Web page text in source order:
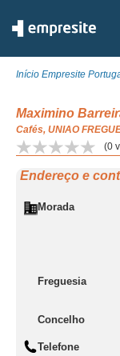
Início Empresite
Maximino
Cafés, UNIAO
(0
Endereço e
Morada
Freguesia
Concelho
Telefone